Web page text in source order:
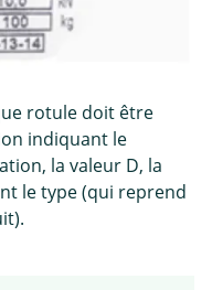
rotule doit être
indiquant le
la valeur D, la
le type (qui reprend